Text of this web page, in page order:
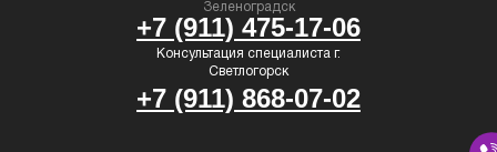
Консультация специалиста г.
Светлогорск
Зеленоградск
+7 (911) 475-17-06
+7 (911) 868-07-02